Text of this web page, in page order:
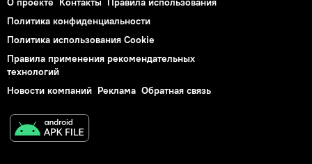
Политика конфиденциальности
Политика использования Cookie
Правила применения рекомендательных
технологий
Новости компаний Реклама Обратная связь